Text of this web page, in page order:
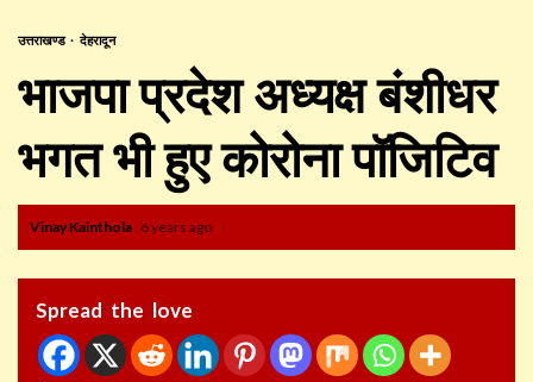
उत्तराखण्ड देहरादून
भाजपा प्रदेश अध्यक्ष बंशीधर
भगत भी हुए कोरोना पॉजिटिव
Vinay Kainthola 6 years ago
Spread the love